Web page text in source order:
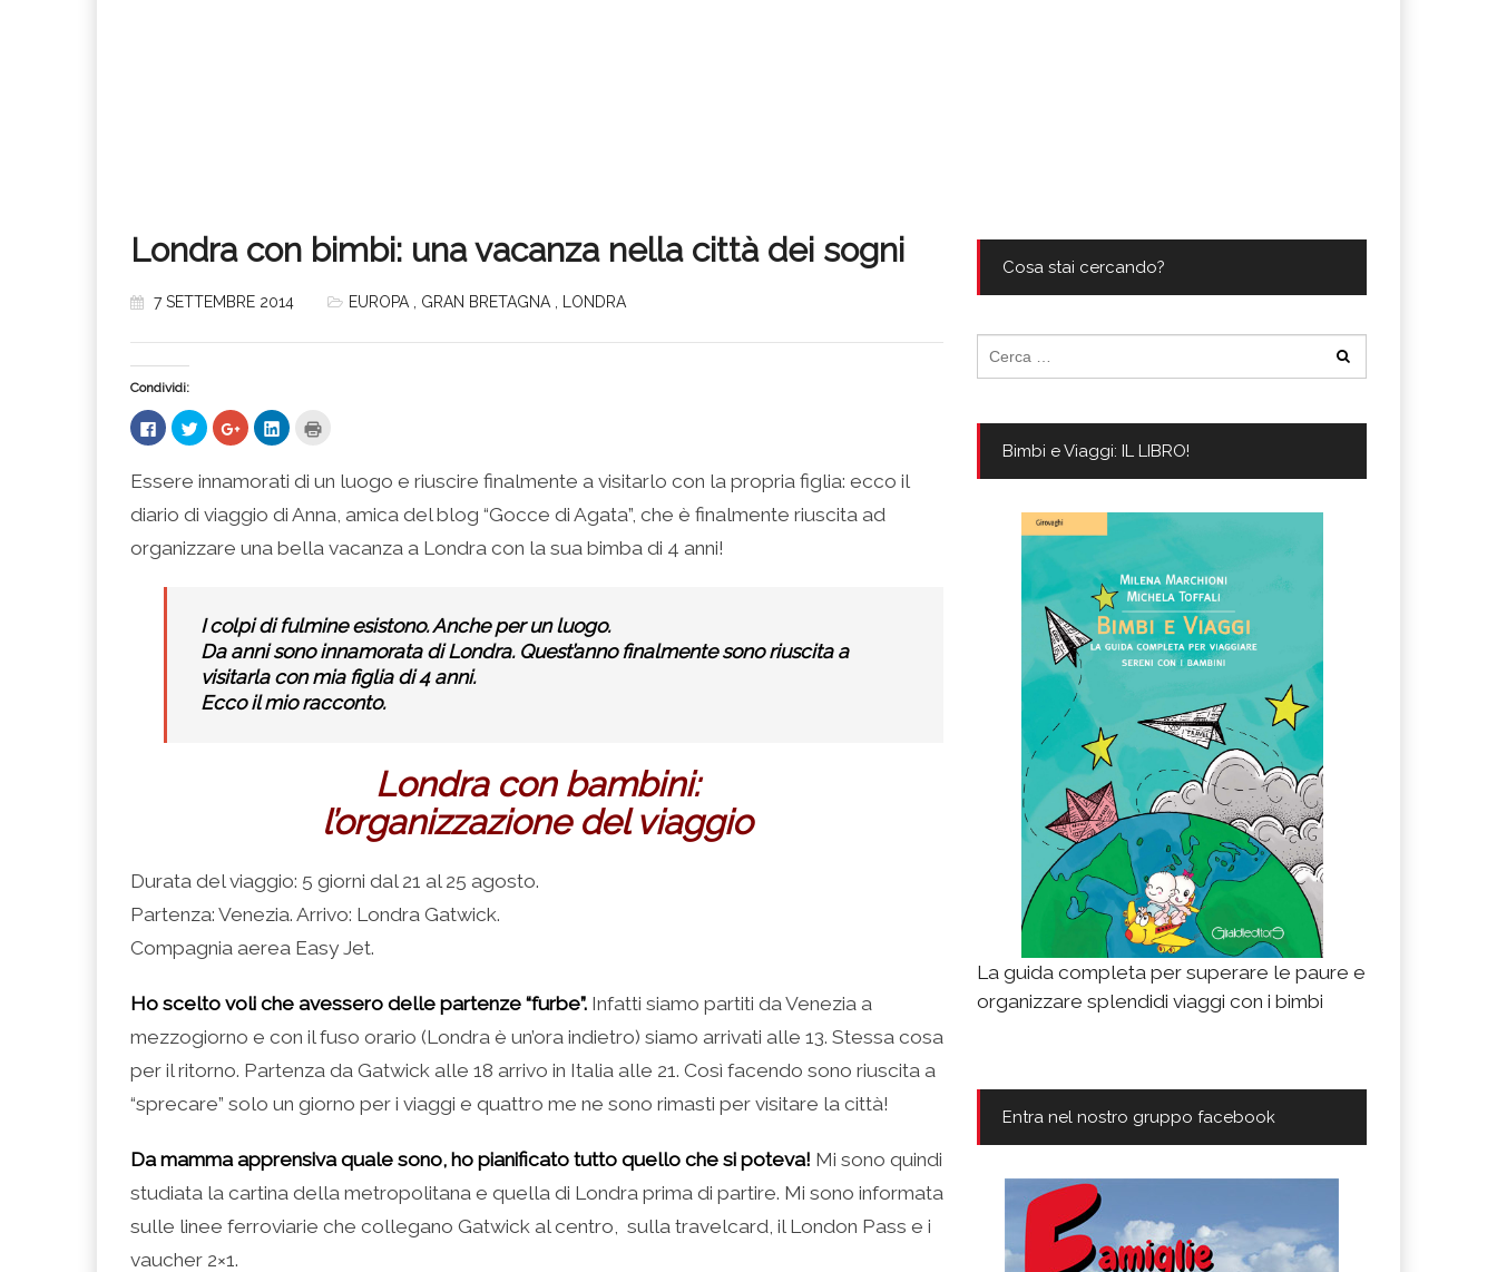
Londra con bimbi: una vacanza nella città dei sogni
7 SETTEMBRE 2014 EUROPA GRAN BRETAGNA LONDRA
Condividi:
Fai
clic
su
Facebook
(Si
apre
una
nuova
Fai
clic
condividere
su
Twitter
(Si
in
una
Fai
clic
condividere
su
Google+
(Si
apre
in
una
Fai
clic
condividere
su
LinkedIn
(Si
in
una
stampare
(Si
in
nuova
finestra)
Essere innamorati di un luogo e riuscire finalmente a visitarlo con la propria figlia: ecco il
diario di viaggio di Anna, amica del blog “Gocce di Agata”, che è finalmente riuscita ad
organizzare una bella vacanza a Londra con la sua bimba di 4 anni!
I colpi di fulmine esistono. Anche per un luogo.
Da anni sono innamorata di Londra. Quest’anno finalmente sono riuscita a
visitarla con mia figlia di 4 anni.
Ecco il mio racconto.
Londra con bambini:
l’organizzazione del viaggio
Durata del viaggio: 5 giorni dal 21 al 25 agosto.
Partenza: Venezia. Arrivo: Londra Gatwick.
Compagnia aerea Easy Jet.
Ho scelto voli che avessero delle partenze “furbe”. Infatti siamo partiti da Venezia a
mezzogiorno e con il fuso orario (Londra è un’ora indietro) siamo arrivati alle 13. Stessa cosa
per il ritorno. Partenza da Gatwick alle 18 arrivo in Italia alle 21. Così facendo sono riuscita a
“sprecare” solo un giorno per i viaggi e quattro me ne sono rimasti per visitare la città!
Da mamma apprensiva quale sono, ho pianificato tutto quello che si poteva! Mi sono quindi
studiata la cartina della metropolitana e quella di Londra prima di partire. Mi sono informata
sulle linee ferroviarie che collegano Gatwick al centro, sulla travelcard, il London Pass e i
vaucher 2×1.
Cosa stai cercando?
per:
Bimbi e Viaggi: IL LIBRO!
La guida completa per superare le paure e
organizzare splendidi viaggi con i bimbi
Entra nel nostro gruppo facebook